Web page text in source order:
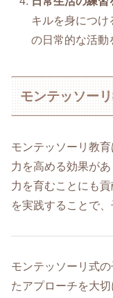
キルを身につけ
の日常的な活動
モンテッソー
モンテッソーリ教
力を高める効果が
力を育むことにも
を実践することで
モンテッソーリ式
たアプローチを大